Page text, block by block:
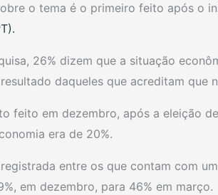
o tema é o primeiro feito após o
26% dizem que a situação
daqueles que acreditam que
feito em dezembro, após a eleição
era de 20%.
entre os que contam com
em dezembro, para 46% em março.